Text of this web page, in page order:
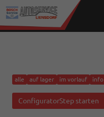
alle auf lager im vorlauf info
ConfiguratorStep starten